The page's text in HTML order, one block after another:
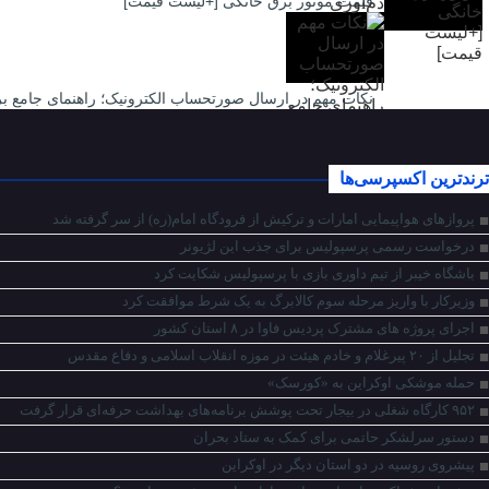
نکات مهم در ارسال صورتحساب الکترونیک؛ راهنمای جامع
ترندترین اکسپرسی‌ها
پروازهای هواپیمایی امارات و ترکیش از فرودگاه امام(ره) از سر گرفته شد
درخواست رسمی پرسپولیس برای جذب این لژیونر
باشگاه خیبر از تیم داوری بازی با پرسپولیس شکایت کرد
وزیرکار با واریز مرحله سوم کالابرگ به یک شرط موافقت کرد
اجرای پروژه های مشترک پردیس فاوا در ۸ استان کشور
تجلیل از ۲۰ پیرغلام و خادم هیئت در موزه انقلاب اسلامی و دفاع مقدس
حمله موشکی اوکراین به «کورسک»
۹۵۲ کارگاه شغلی در بیجار تحت پوشش برنامه‌های بهداشت حرفه‌ای قرار گرفت
دستور سرلشکر حاتمی برای کمک به ستاد بحران
پیشروی روسیه در دو استان دیگر در اوکراین